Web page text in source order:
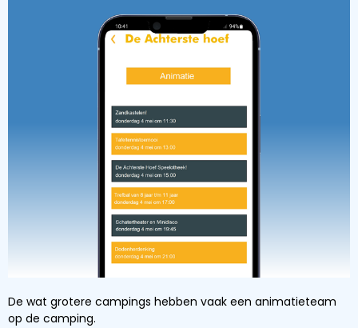
De wat grotere campings hebben vaak een animatieteam
op de camping.